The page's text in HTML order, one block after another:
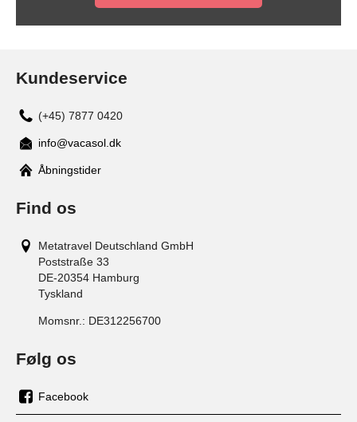
Kundeservice
(+45) 7877 0420
info@vacasol.dk
Åbningstider
Find os
Metatravel Deutschland GmbH
Poststraße 33
DE-20354 Hamburg
Tyskland
Momsnr.: DE312256700
Følg os
os
Facebook